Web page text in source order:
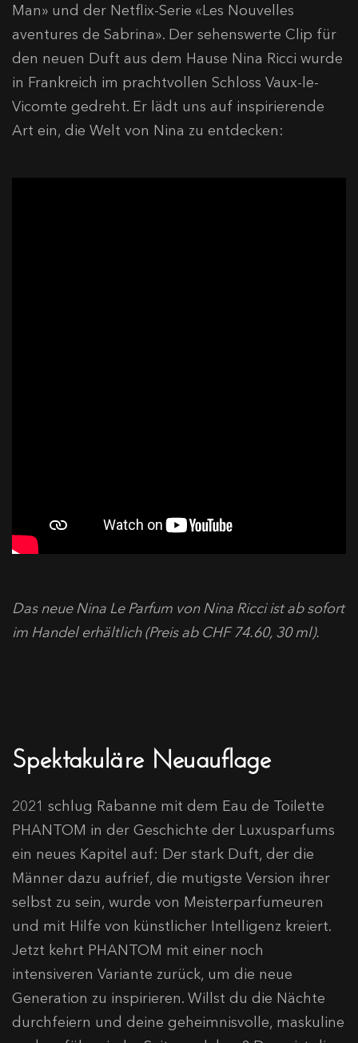
Man» und der Netflix-Serie «Les Nouvelles
aventures de Sabrina». Der sehenswerte Clip für
den neuen Duft aus dem Hause Nina Ricci wurde
in Frankreich im prachtvollen Schloss Vaux-le-
Vicomte gedreht. Er lädt uns auf inspirierende
Art ein, die Welt von Nina zu entdecken:
Das neue Nina Le Parfum von Nina Ricci ist ab sofort
im Handel erhältlich (Preis ab CHF 74.60, 30 ml).
Spektakuläre Neuauflage
2021 schlug Rabanne mit dem Eau de Toilette
PHANTOM in der Geschichte der Luxusparfums
ein neues Kapitel auf: Der stark Duft, der die
Männer dazu aufrief, die mutigste Version ihrer
selbst zu sein, wurde von Meisterparfumeuren
und mit Hilfe von künstlicher Intelligenz kreiert.
Jetzt kehrt PHANTOM mit einer noch
intensiveren Variante zurück, um die neue
Generation zu inspirieren. Willst du die Nächte
durchfeiern und deine geheimnisvolle, maskuline